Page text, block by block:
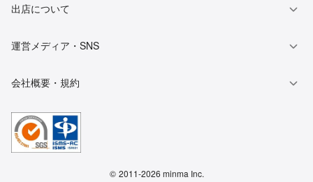
出店について
運営メディア・SNS
会社概要・規約
© 2011-2026 minma Inc.